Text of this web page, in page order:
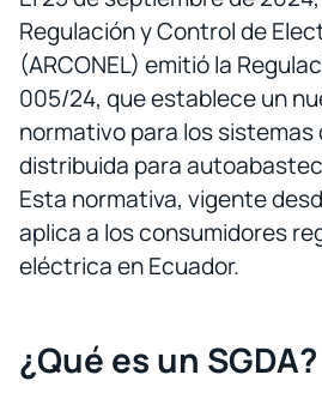
Regulación y Control de
(ARCONEL) emitió la
005/24, que establece un
normativo para los sistemas
distribuida para
Esta normativa, vigente
aplica a los consumidores
eléctrica en Ecuador.
¿Qué es un SGDA?